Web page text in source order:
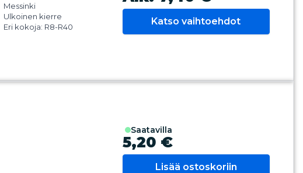
Messinki
Ulkoinen kierre
Eri kokoja: R8-R40
Katso vaihtoehdot
saatavilla
5,20 €
Lisää ostoskoriin